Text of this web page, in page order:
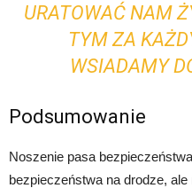
URATOWAĆ NAM
TYM ZA
WSIADAMY
Podsumowanie
Noszenie pasa
bezpieczeństwa na drodze,